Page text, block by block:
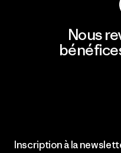
Nous
Inscription à la